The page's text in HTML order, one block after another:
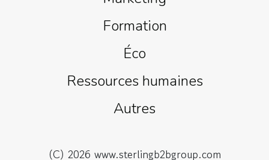
Formation
Éco
Ressources humaines
Autres
(C) 2026 www.sterlingb2bgroup.com